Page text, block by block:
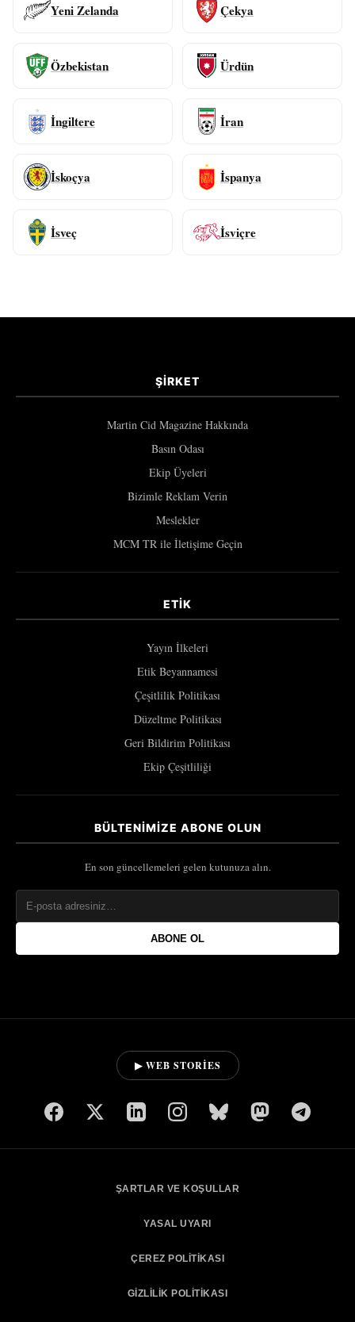
Yeni Zelanda Çekya
Özbekistan Ürdün
İngiltere İran
İskoçya İspanya
İsveç İsviçre
ŞIRKET
Martin Cid Magazine Hakkında
Basın Odası
Ekip Üyeleri
Bizimle Reklam Verin
Meslekler
MCM TR ile İletişime Geçin
ETIK
Yayın İlkeleri
Etik Beyannamesi
Çeşitlilik Politikası
Düzeltme Politikası
Geri Bildirim Politikası
Ekip Çeşitliliği
BÜLTENIMIZE ABONE OLUN
En son güncellemeleri gelen kutunuza alın.
ABONE OL
▶ WEB STORIES
ŞARTLAR VE KOŞULLAR
YASAL UYARI
ÇEREZ POLITIKASI
GIZLILIK POLITIKASI